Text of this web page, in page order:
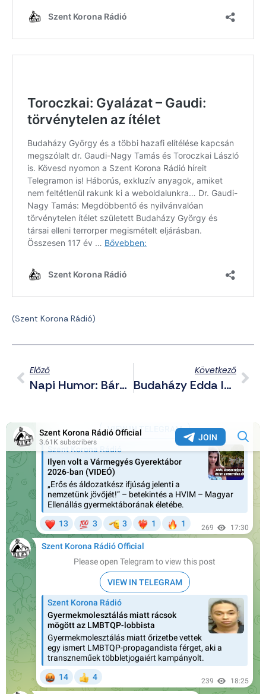
(Szent Korona Rádió)
Előző
Napi Humor: Bárki, Bármivel Lelőheti Az Orosz Cirkálórakétákat, Mert Alacsonyan Repülnek
Következő
Budaházy Edda Istentiszteletre És Menetre Hívja Az Asszonyokat A Hunnia-Perben Elítéltek Szabadságáért